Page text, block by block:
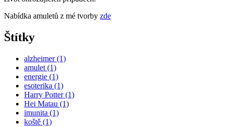
Nabídka amuletů z mé tvorby zde
Štítky
alzheimer(1)
amulet (1)
energie (1)
esoterika (1)
Harry Potter(1)
Hei Matau (1)
imunita (1)
koště (1)